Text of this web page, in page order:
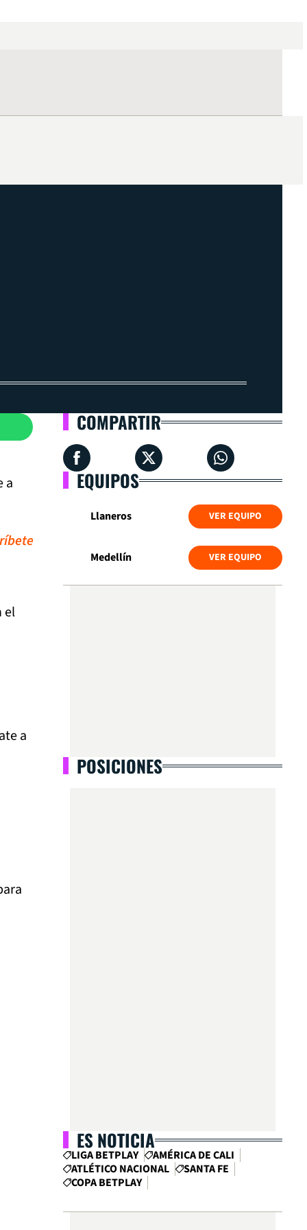
a
el
a
COMPARTIR
EQUIPOS
Llaneros VER EQUIPO
Medellín VER EQUIPO
POSICIONES
ES NOTICIA
LIGA BETPLAY
AMÉRICA DE CALI
ATLÉTICO NACIONAL
SANTA FE
COPA BETPLAY